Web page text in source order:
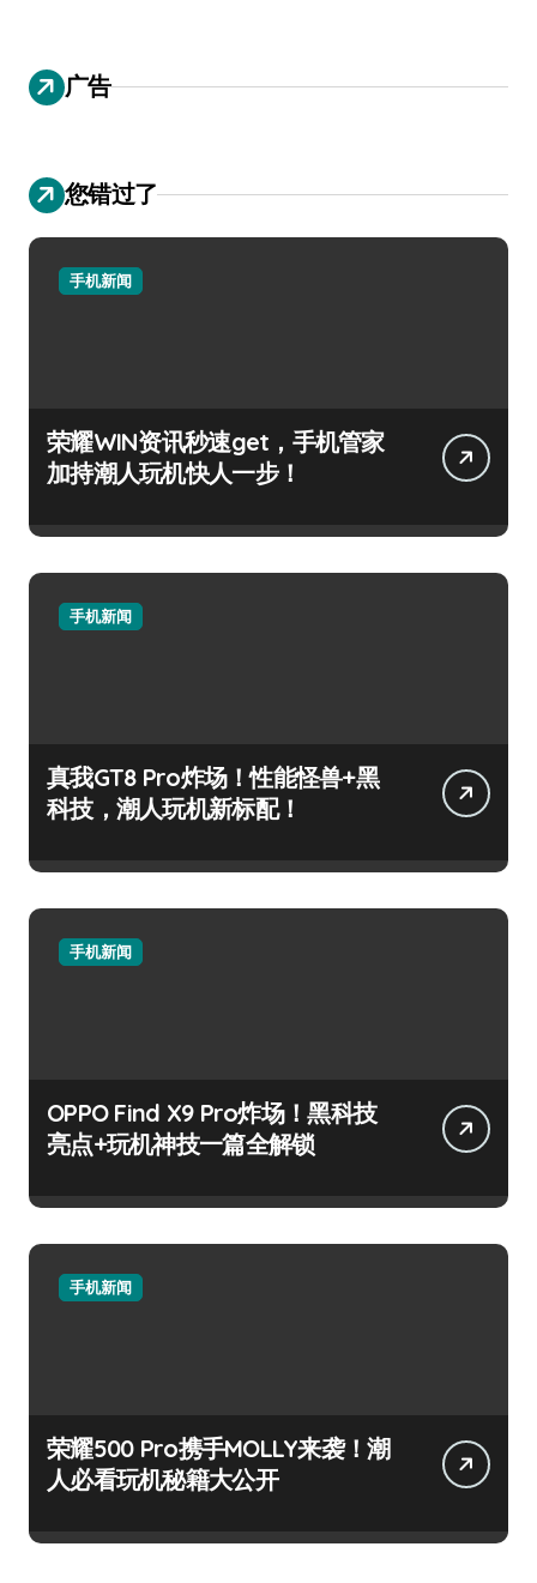
广告
您错过了
手机新闻
荣耀WIN资讯秒速get，手机管家
加持潮人玩机快人一步！
手机新闻
真我GT8 Pro炸场！性能怪兽+黑
科技，潮人玩机新标配！
手机新闻
OPPO Find X9 Pro炸场！黑科技
亮点+玩机神技一篇全解锁
手机新闻
荣耀500 Pro携手MOLLY来袭！潮
人必看玩机秘籍大公开